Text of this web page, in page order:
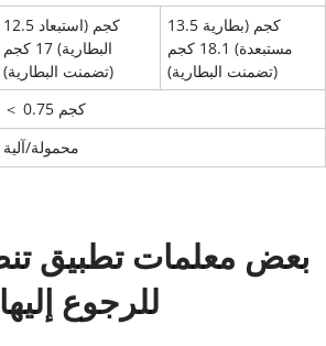
12.5 كجم (استبعاد
البطارية) 17 كجم
(تضمنت البطارية)
13.5 كجم (بطارية
مستبعدة) 18.1 كجم
(تضمنت البطارية)
＜ 0.75 كجم
محمولة/آلية
للرجوع إليها